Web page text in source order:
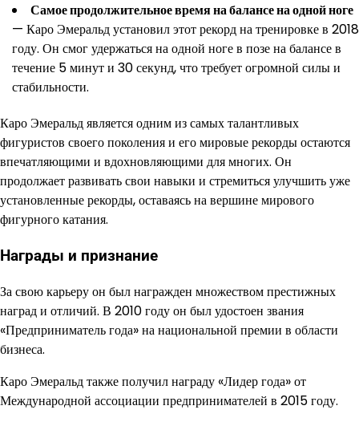
Самое продолжительное время на балансе на одной ноге
— Каро Эмеральд установил этот рекорд на тренировке в 2018
году. Он смог удержаться на одной ноге в позе на балансе в
течение 5 минут и 30 секунд, что требует огромной силы и
стабильности.
Каро Эмеральд является одним из самых талантливых
фигуристов своего поколения и его мировые рекорды остаются
впечатляющими и вдохновляющими для многих. Он
продолжает развивать свои навыки и стремиться улучшить уже
установленные рекорды, оставаясь на вершине мирового
фигурного катания.
Награды и признание
За свою карьеру он был награжден множеством престижных
наград и отличий. В 2010 году он был удостоен звания
«Предприниматель года» на национальной премии в области
бизнеса.
Каро Эмеральд также получил награду «Лидер года» от
Международной ассоциации предпринимателей в 2015 году.